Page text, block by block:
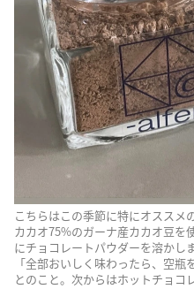
こちらはこの季節に特にオススメ
カカオ75%のガーナ産カカオ豆を
にチョコレートパウダーを溶かしま
「全部おいしく味わったら、空瓶
とのこと。次からはホットチョコ